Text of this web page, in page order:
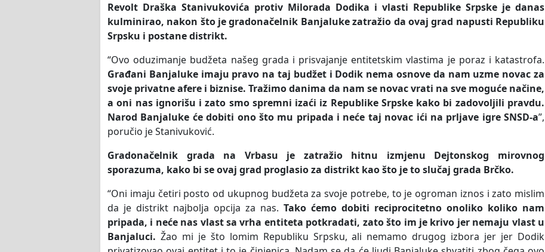
Revolt Draška Stanivukovića protiv Milorada Dodika i vlasti Republike Srpske je danas
kulminirao, nakon što je gradonačelnik Banjaluke zatražio da ovaj grad napusti Republiku
Srpsku i postane distrikt.
“Ovo oduzimanje budžeta našeg grada i prisvajanje entitetskim vlastima je poraz i katastrofa.
Građani Banjaluke imaju pravo na taj budžet i Dodik nema osnove da nam uzme novac za
svoje privatne afere i biznise. Tražimo danima da nam se novac vrati na sve moguće načine,
a oni nas ignorišu i zato smo spremni izaći iz Republike Srpske kako bi zadovoljili pravdu.
Narod Banjaluke će dobiti ono što mu pripada i neće taj novac ići na prljave igre SNSD-a”,
poručio je Stanivuković.
Gradonačelnik grada na Vrbasu je zatražio hitnu izmjenu Dejtonskog mirovnog
sporazuma, kako bi se ovaj grad proglasio za distrikt kao što je to slučaj grada Brčko.
“Oni imaju četiri posto od ukupnog budžeta za svoje potrebe, to je ogroman iznos i zato mislim
da je distrikt najbolja opcija za nas. Tako ćemo dobiti reciprocitetno onoliko koliko nam
pripada, i neće nas vlast sa vrha entiteta potkradati, zato što im je krivo jer nemaju vlast u
Banjaluci. Žao mi je što lomim Republiku Srpsku, ali nemamo drugog izbora jer jer Dodik